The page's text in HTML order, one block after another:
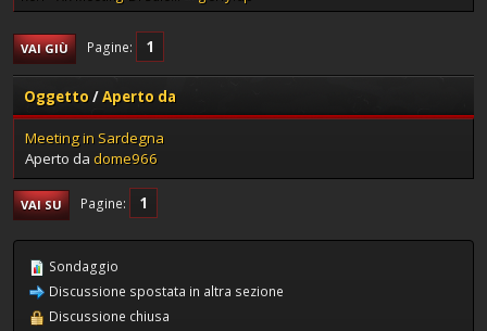
VAI GIÙ Pagine 1
Oggetto/Aperto da
Meeting in Sardegna
Aperto da dome966
VAI SU Pagine 1
Sondaggio
Discussione spostata in altra sezione
Discussione chiusa